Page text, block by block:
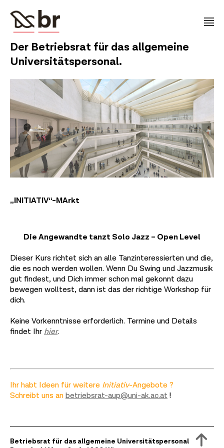
Der Betriebsrat für das allgemeine
Universitätspersonal.
„INITIATIV“-MArkt
Die Angewandte tanzt Solo Jazz – Open Level
Dieser Kurs richtet sich an alle Tanzinteressierten und die,
die es noch werden wollen. Wenn Du Swing und Jazzmusik
gut findest, und Dich immer schon mal gekonnt dazu
bewegen wolltest, dann ist das der richtige Workshop für
dich.
Keine Vorkenntnisse erforderlich. Termine und Details
findet Ihr hier.
Ihr habt Ideen für weitere Initiativ-Angebote ?
Schreibt uns anbetriebsrat-aup@uni-ak.ac.at !
Betriebsrat für das allgemeine Universitätspersonal